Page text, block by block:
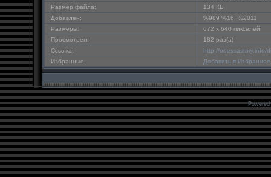
Размер файла:
134 КБ
Добавлен:
%989 %16, %2011
Размеры:
672 x 640 пикселей
Просмотрен:
182 раз(а)
Ссылка:
http://odessastory.info/
Избранные:
Добавить в Избранное